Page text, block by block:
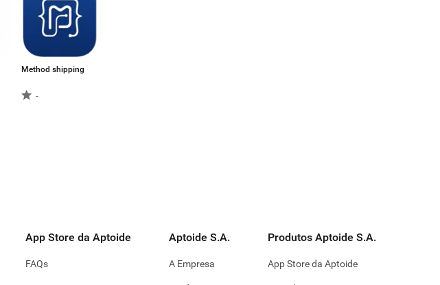
Method shipping
-
App Store da Aptoide
FAQs
Aptoide S.A.
A Empresa
Produtos Aptoide S.A.
App Store da Aptoide